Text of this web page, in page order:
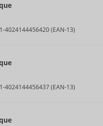
-4024144456420 (EAN-13)
-4024144456437 (EAN-13)